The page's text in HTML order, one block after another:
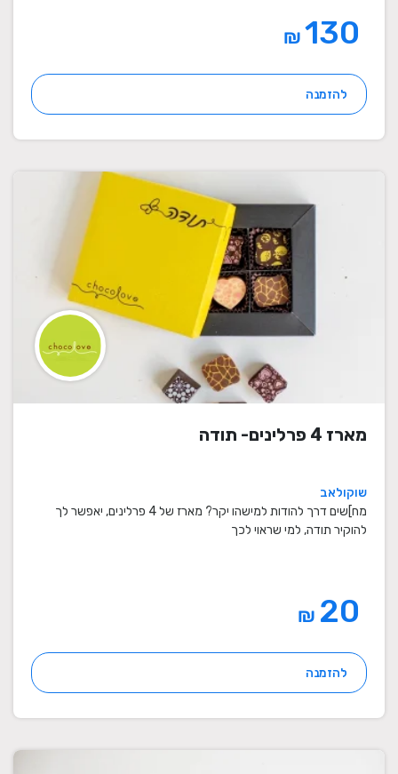
₪
להזמנה
מארז 4 פרלינים- תודה
שוקולאב
מח]שים דרך להודות למישהו יקר? מארז של 4 פרלינים, יאפשר לך
להוקיר תודה, למי שראוי לכך
₪
להזמנה